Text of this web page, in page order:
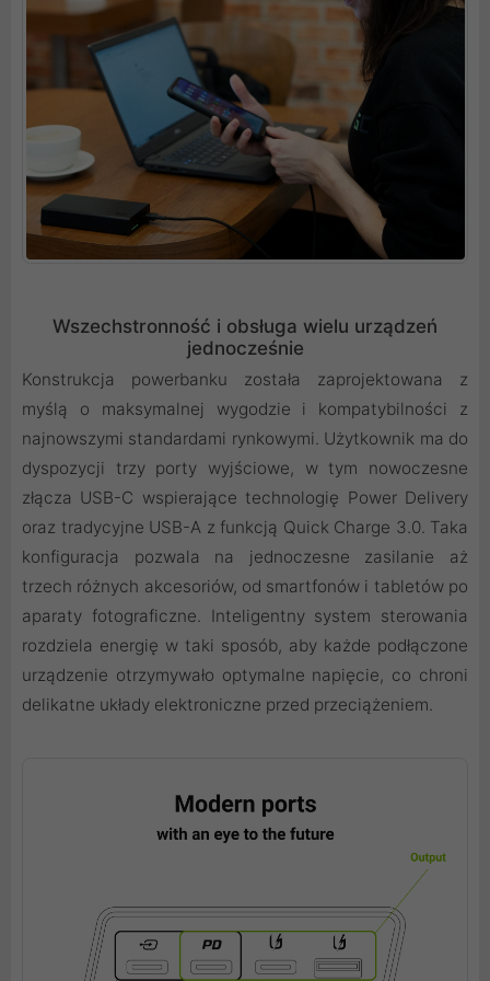
Wszechstronność i obsługa wielu urządzeń
jednocześnie
Konstrukcja powerbanku została zaprojektowana z
myślą o maksymalnej wygodzie i kompatybilności z
najnowszymi standardami rynkowymi. Użytkownik ma do
dyspozycji trzy porty wyjściowe, w tym nowoczesne
złącza USB-C wspierające technologię Power Delivery
oraz tradycyjne USB-A z funkcją Quick Charge 3.0. Taka
konfiguracja pozwala na jednoczesne zasilanie aż
trzech różnych akcesoriów, od smartfonów i tabletów po
aparaty fotograficzne. Inteligentny system sterowania
rozdziela energię w taki sposób, aby każde podłączone
urządzenie otrzymywało optymalne napięcie, co chroni
delikatne układy elektroniczne przed przeciążeniem.